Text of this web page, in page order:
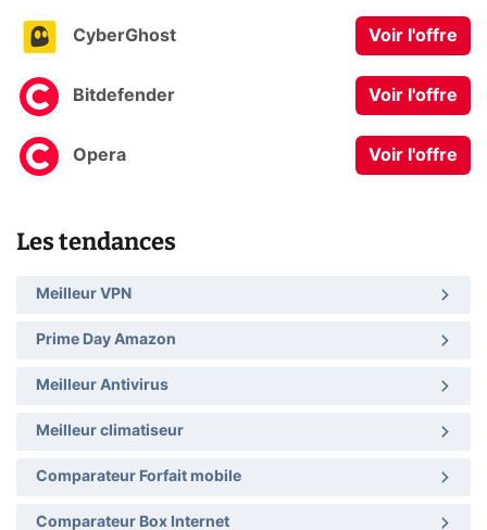
CyberGhost Voir l'offre
Bitdefender Voir l'offre
Opera Voir l'offre
Les tendances
Meilleur VPN
Prime Day Amazon
Meilleur Antivirus
Meilleur climatiseur
Comparateur Forfait mobile
Comparateur Box Internet